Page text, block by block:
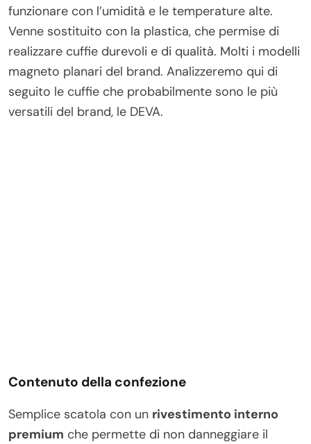
funzionare con l’umidità e le temperature alte.
Venne sostituito con la plastica, che permise di
realizzare cuffie durevoli e di qualità. Molti i modelli
magneto planari del brand. Analizzeremo qui di
seguito le cuffie che probabilmente sono le più
versatili del brand, le DEVA.
Contenuto della confezione
Semplice scatola con un rivestimento interno
premium che permette di non danneggiare il